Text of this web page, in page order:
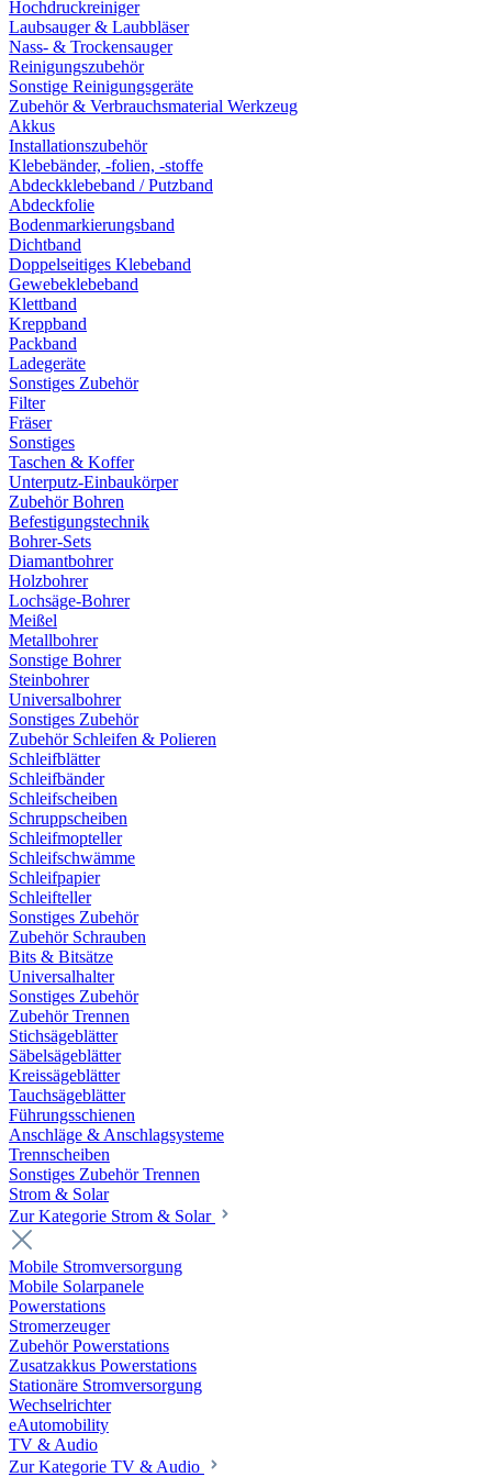
Hochdruckreiniger
Laubsauger & Laubbläser
Nass- & Trockensauger
Reinigungszubehör
Sonstige Reinigungsgeräte
Zubehör & Verbrauchsmaterial Werkzeug
Akkus
Installationszubehör
Klebebänder, -folien, -stoffe
Abdeckklebeband / Putzband
Abdeckfolie
Bodenmarkierungsband
Dichtband
Doppelseitiges Klebeband
Gewebeklebeband
Klettband
Kreppband
Packband
Ladegeräte
Sonstiges Zubehör
Filter
Fräser
Sonstiges
Taschen & Koffer
Unterputz-Einbaukörper
Zubehör Bohren
Befestigungstechnik
Bohrer-Sets
Diamantbohrer
Holzbohrer
Lochsäge-Bohrer
Meißel
Metallbohrer
Sonstige Bohrer
Steinbohrer
Universalbohrer
Sonstiges Zubehör
Zubehör Schleifen & Polieren
Schleifblätter
Schleifbänder
Schleifscheiben
Schruppscheiben
Schleifmopteller
Schleifschwämme
Schleifpapier
Schleifteller
Sonstiges Zubehör
Zubehör Schrauben
Bits & Bitsätze
Universalhalter
Sonstiges Zubehör
Zubehör Trennen
Stichsägeblätter
Säbelsägeblätter
Kreissägeblätter
Tauchsägeblätter
Führungsschienen
Anschläge & Anschlagsysteme
Trennscheiben
Sonstiges Zubehör Trennen
Strom & Solar
Zur Kategorie Strom & Solar
Mobile Stromversorgung
Mobile Solarpanele
Powerstations
Stromerzeuger
Zubehör Powerstations
Zusatzakkus Powerstations
Stationäre Stromversorgung
Wechselrichter
eAutomobility
TV & Audio
Zur Kategorie TV & Audio